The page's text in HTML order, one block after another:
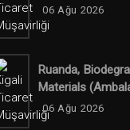
06 Ağu 2026
Ruanda,
Materials
06 Ağu 2026